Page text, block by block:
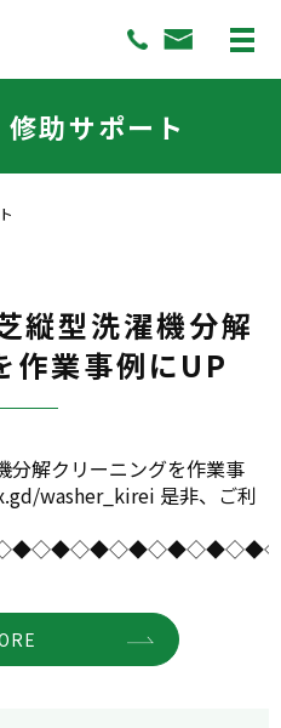
助サポート
縦型洗濯機分解
作業事例にUP
分解クリーニングを作業事
washer_kirei 是非、ご利